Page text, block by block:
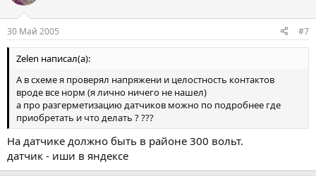
30 Май 2005 #7
Zelen написал(а):
А в схеме я проверял напряжени и целостность контактов
вроде все норм (я лично ничего не нашел)
а про разгерметизацию датчиков можно по подробнее где
приобретать и что делать ? ???
На датчике должно быть в районе 300 вольт.
датчик - иши в яндексе